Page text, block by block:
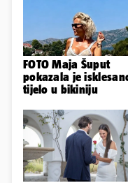
FOTO Maja Šuput
pokazala je
tijelo u bikiniju